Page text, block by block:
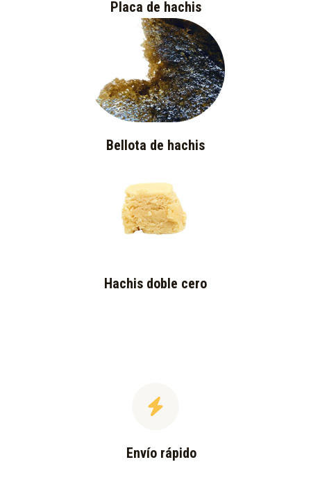
Placa de hachis
Bellota de hachis
Hachis doble cero
Envío rápido